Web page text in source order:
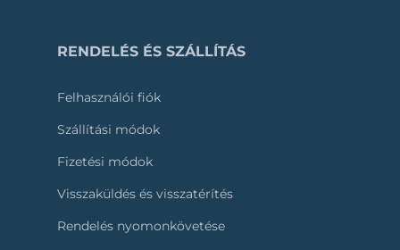
RENDELÉS ÉS SZÁLLÍTÁS
Felhasználói fiók
Szállítási módok
Fizetési módok
Visszaküldés és visszatérítés
Rendelés nyomonkövetése